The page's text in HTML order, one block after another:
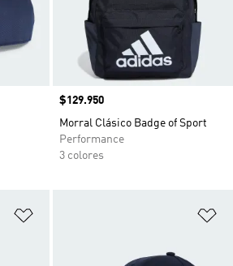
Precio
$129.950
Morral Clásico Badge of Sport
Performance
3 colores